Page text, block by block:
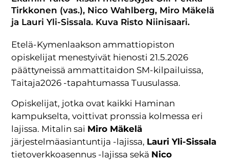
Tirkkonen (vas.), Nico Wahlberg, Miro Mäkelä
ja Lauri Yli-Sissala. Kuva Risto Niinisaari.
Etelä-Kymenlaakson ammattiopiston
opiskelijat menestyivät hienosti 21.5.2026
päättyneissä ammattitaidon SM-kilpailuissa,
Taitaja2026 -tapahtumassa Tuusulassa.
Opiskelijat, jotka ovat kaikki Haminan
kampukselta, voittivat pronssia kolmessa eri
lajissa. Mitalin sai Miro Mäkelä
järjestelmäasiantuntija -lajissa, Lauri Yli-Sissala
tietoverkkoasennus -lajissa sekä Nico